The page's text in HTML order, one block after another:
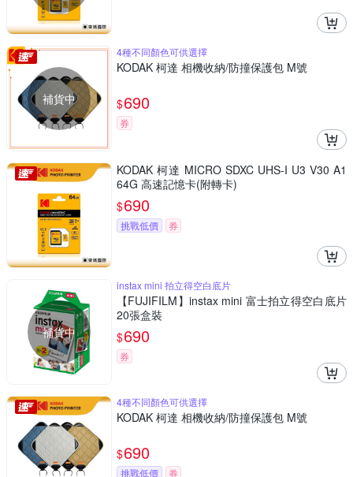
補貨中
4種不同顏色可供選擇
KODAK 柯達 相機收納/防撞保護包 M號
$690
券
KODAK 柯達 MICRO SDXC UHS-I U3 V30 A1
64G 高速記憶卡(附轉卡)
$690
挑戰低價 券
補貨中
instax mini 拍立得空白底片
【FUJIFILM】instax mini 富士拍立得空白底片
20張盒裝
$690
券
4種不同顏色可供選擇
KODAK 柯達 相機收納/防撞保護包 M號
$690
挑戰低價 券